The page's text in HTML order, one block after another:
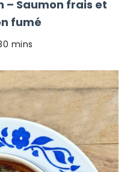
– Saumon frais et
fumé
mins